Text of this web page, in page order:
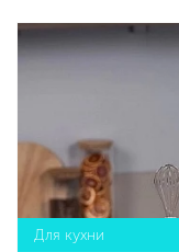
Для кухни